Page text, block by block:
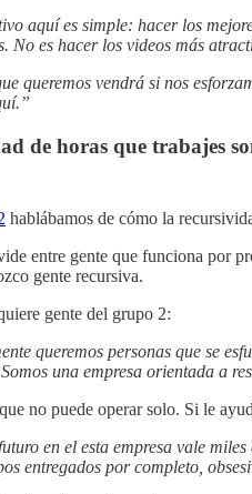
aquí es simple: hacer los
No es hacer los videos más
queremos vendrá si nos
de horas que trabajes
hablábamos de cómo la
entre gente que funciona por
gente recursiva.
gente del grupo 2:
queremos personas que se
una empresa orientada a
no puede operar solo. Si le
en el esta empresa vale
entregados por completo,